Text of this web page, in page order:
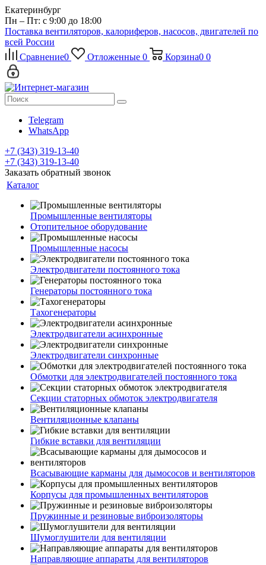
Екатеринбург
Пн – Пт: с 9:00 до 18:00
Поставка вентиляторов, калориферов, насосов, двигателей по
всей России
Сравнение0 Отложенные 0 Корзина0 0
Telegram
WhatsApp
+7 (343) 319-13-40
+7 (343) 319-13-40
Заказать обратный звонок
Каталог
Промышленные вентиляторы
Отопительное оборудование
Промышленные насосы
Электродвигатели постоянного тока
Генераторы постоянного тока
Тахогенераторы
Электродвигатели асинхронные
Электродвигатели синхронные
Обмотки для электродвигателей постоянного тока
Секции статорных обмоток электродвигателя
Вентиляционные клапаны
Гибкие вставки для вентиляции
Всасывающие карманы для дымососов и вентиляторов
Корпусы для промышленных вентиляторов
Пружинные и резиновые виброизоляторы
Шумоглушители для вентиляции
Направляющие аппараты для вентиляторов